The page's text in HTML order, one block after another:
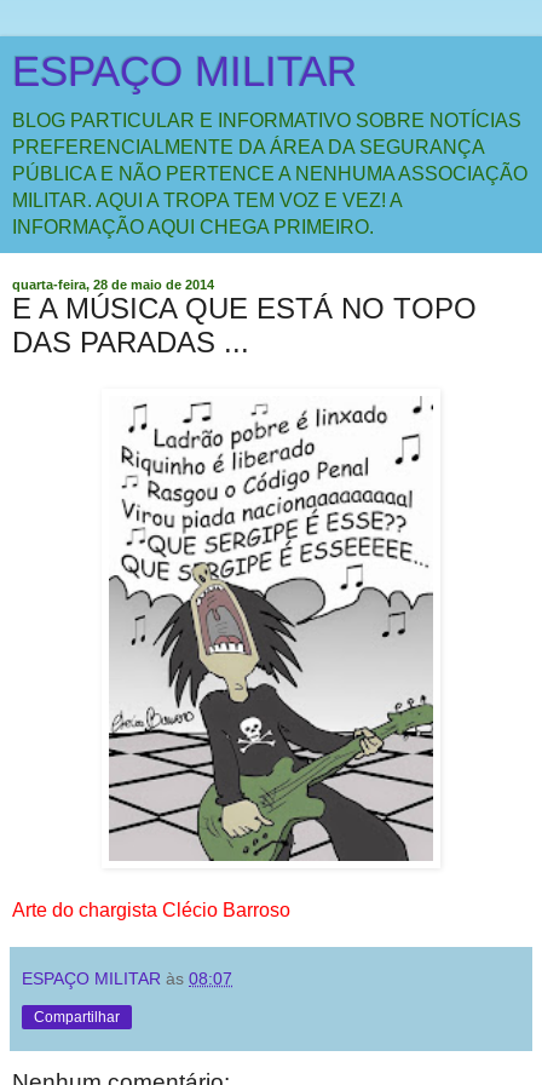
ESPAÇO MILITAR
BLOG PARTICULAR E INFORMATIVO SOBRE NOTÍCIAS
PREFERENCIALMENTE DA ÁREA DA SEGURANÇA
PÚBLICA E NÃO PERTENCE A NENHUMA ASSOCIAÇÃO
MILITAR. AQUI A TROPA TEM VOZ E VEZ! A
INFORMAÇÃO AQUI CHEGA PRIMEIRO.
quarta-feira, 28 de maio de 2014
E A MÚSICA QUE ESTÁ NO TOPO
DAS PARADAS ...
Arte do chargista Clécio Barroso
ESPAÇO MILITAR às 08:07
Compartilhar